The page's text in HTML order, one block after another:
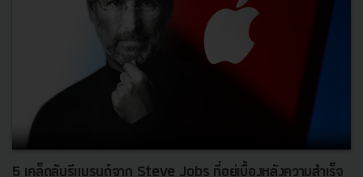
5 เคล็ดลับรีแบรนด์จาก Steve Jobs ที่อยู่เบื้องหลังความสำเร็จ